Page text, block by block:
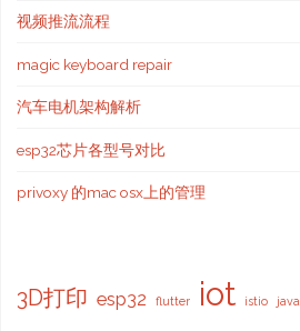
视频推流流程
magic keyboard repair
汽车电机架构解析
esp32芯片各型号对比
privoxy 的mac osx上的管理
3D打印 esp32 flutter iot istio java